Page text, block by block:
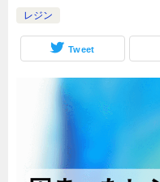
レジン
Tweet